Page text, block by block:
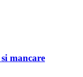
mancare